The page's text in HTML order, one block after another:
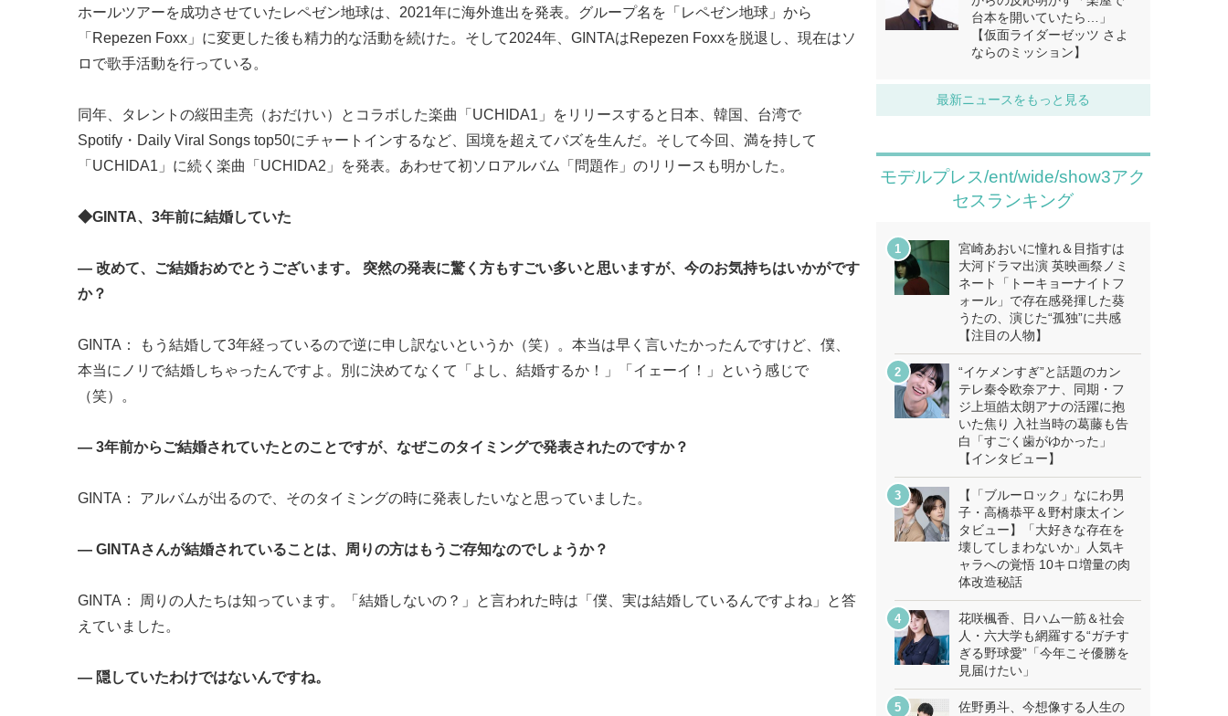
ホールツアーを成功させていたレペゼン地球は、2021年に海外進出を発表。グループ名を「レペゼン地球」から
「Repezen Foxx」に変更した後も精力的な活動を続けた。そして2024年、GINTAはRepezen Foxxを脱退し、現在はソ
ロで歌手活動を行っている。
同年、タレントの䋝田圭亮（おだけい）とコラボした楽曲「UCHIDA1」をリリースすると日本、韓国、台湾で
Spotify・Daily Viral Songs top50にチャートインするなど、国境を超えてバズを生んだ。そして今回、満を持して
「UCHIDA1」に続く楽曲「UCHIDA2」を発表。あわせて初ソロアルバム「問題作」のリリースも明かした。
◆GINTA、3年前に結婚していた
― 改めて、ご結婚おめでとうございます。 突然の発表に驚く方もすごい多いと思いますが、今のお気持ちはいかがです
か？
GINTA： もう結婚して3年経っているので逆に申し訳ないというか（笑）。本当は早く言いたかったんですけど、僕、
本当にノリで結婚しちゃったんですよ。別に決めてなくて「よし、結婚するか！」「イェーイ！」という感じで
（笑）。
― 3年前からご結婚されていたとのことですが、なぜこのタイミングで発表されたのですか？
GINTA： アルバムが出るので、そのタイミングの時に発表したいなと思っていました。
― GINTAさんが結婚されていることは、周りの方はもうご存知なのでしょうか？
GINTA： 周りの人たちは知っています。「結婚しないの？」と言われた時は「僕、実は結婚しているんですよね」と答
えていました。
― 隠していたわけではないんですね。
台本を開いていたら…」
【仮面ライダーゼッツ さよ
ならのミッション】
最新ニュースをもっと見る
モデルプレス/ent/wide/show3アク
セスランキング
宮崎あおいに憧れ＆目指すは
大河ドラマ出演 英映画祭ノミ
ネート「トーキョーナイトフ
ォール」で存在感発揮した葵
うたの、演じた“孤独”に共感
【注目の人物】
“イケメンすぎ”と話題のカン
テレ秦令欧奈アナ、同期・フ
ジ上垣皓太朗アナの活躍に抱
いた焦り 入社当時の葛藤も告
白「すごく歯がゆかった」
【インタビュー】
【「ブルーロック」なにわ男
子・高橋恭平＆野村康太イン
タビュー】「大好きな存在を
壊してしまわないか」人気キ
ャラへの覚悟 10キロ増量の肉
体改造秘話
花咲楓香、日ハム一筋＆社会
人・六大学も網羅する“ガチす
ぎる野球愛”「今年こそ優勝を
見届けたい」
佐野勇斗、今想像する人生の